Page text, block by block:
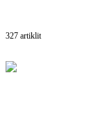
327 artiklit